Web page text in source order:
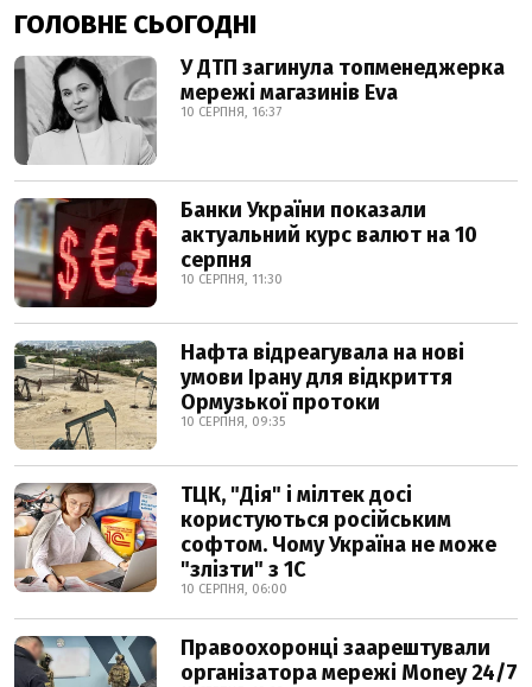
ГОЛОВНЕ СЬОГОДНІ
У ДТП загинула топменеджерка
мережі магазинів Eva
10 СЕРПНЯ, 16:37
Банки України показали
актуальний курс валют на 10
серпня
10 СЕРПНЯ, 11:30
Нафта відреагувала на нові
умови Ірану для відкриття
Ормузької протоки
10 СЕРПНЯ, 09:35
ТЦК, "Дія" і мілтек досі
користуються російським
софтом. Чому Україна не може
"злізти" з 1С
10 СЕРПНЯ, 06:00
Правоохоронці заарештували
організатора мережі Money 24/7